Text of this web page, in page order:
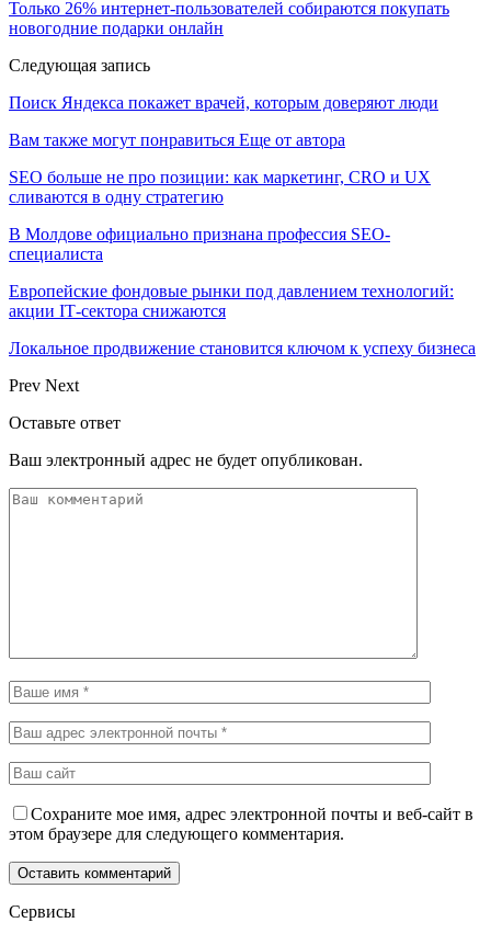
Только 26% интернет-пользователей собираются покупать
новогодние подарки онлайн
Следующая запись
Поиск Яндекса покажет врачей, которым доверяют люди
Вам также могут понравиться Еще от автора
SEO больше не про позиции: как маркетинг, CRO и UX
сливаются в одну стратегию
В Молдове официально признана профессия SEO-
специалиста
Европейские фондовые рынки под давлением технологий:
акции IT‑сектора снижаются
Локальное продвижение становится ключом к успеху бизнеса
Prev Next
Оставьте ответ
Ваш электронный адрес не будет опубликован.
Сохраните мое имя, адрес электронной почты и веб-сайт в
этом браузере для следующего комментария.
Сервисы